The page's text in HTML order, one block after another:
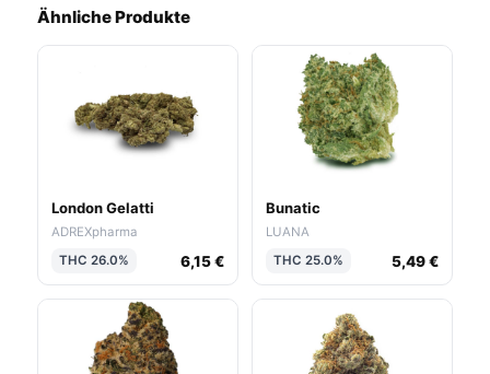
Ähnliche Produkte
London Gelatti
ADREXpharma
THC 26.0%
6,15 €
Bunatic
LUANA
THC 25.0%
5,49 €